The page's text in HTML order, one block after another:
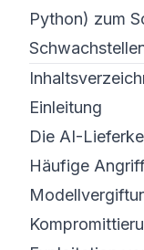
Python) zum
Einleitung
Die AI-
Häufige